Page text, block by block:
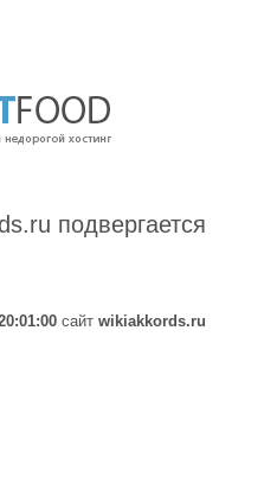
подвергается
сайт wikiakkords.ru